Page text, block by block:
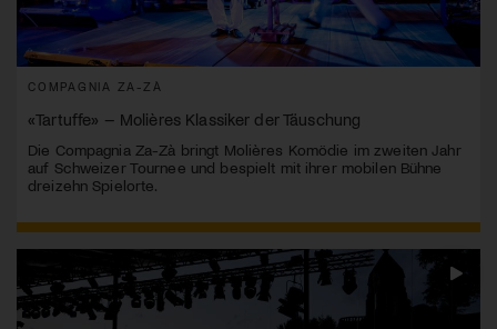
COMPAGNIA ZA-ZÀ
«Tartuffe» – Molières Klassiker der Täuschung
Die Compagnia Za-Zà bringt Molières Komödie im zweiten Jahr
auf Schweizer Tournee und bespielt mit ihrer mobilen Bühne
dreizehn Spielorte.